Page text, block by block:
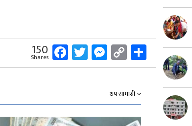
150
Shares Facebook
Twitter
Messenger
Copy
Link
Share
थप सामाग्री